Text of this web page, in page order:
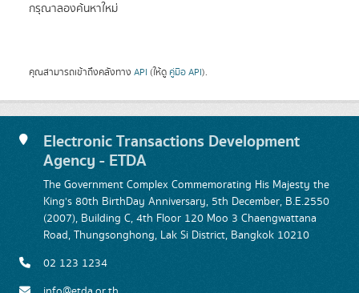
กรุณาลองค้นหาใหม่
คุณสามารถเข้าถึงคลังทาง API (ให้ดู คู่มือ API).
Electronic Transactions Development
Agency - ETDA
The Government Complex Commemorating His Majesty the
King's 80th BirthDay Anniversary, 5th December, B.E.2550
(2007), Building C, 4th Floor 120 Moo 3 Chaengwattana
Road, Thungsonghong, Lak Si District, Bangkok 10210
02 123 1234